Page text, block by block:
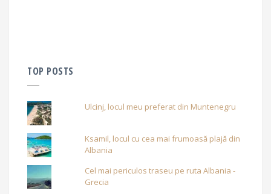
TOP POSTS
Ulcinj, locul meu preferat din Muntenegru
Ksamil, locul cu cea mai frumoasă plajă din
Albania
Cel mai periculos traseu pe ruta Albania -
Grecia